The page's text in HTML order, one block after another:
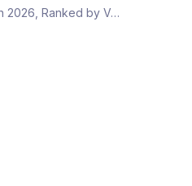
2026, Ranked by V…